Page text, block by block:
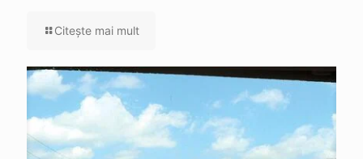
Citeşte mai mult